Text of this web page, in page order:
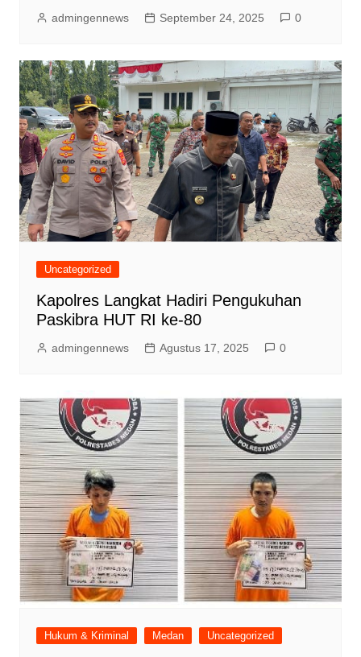
admingennews September 24, 2025 0
Uncategorized
Kapolres Langkat Hadiri Pengukuhan
Paskibra HUT RI ke-80
admingennews Agustus 17, 2025 0
Hukum & Kriminal Medan Uncategorized